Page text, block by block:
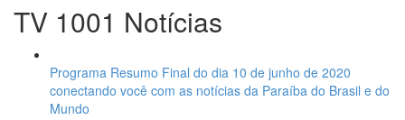
TV 1001 Notícias
Programa Resumo Final do dia 10 de junho de 2020
conectando você com as notícias da Paraíba do Brasil e do
Mundo